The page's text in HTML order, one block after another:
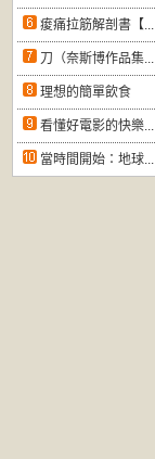
痠痛拉筋解剖書【...
刀（奈斯博作品集...
理想的簡單飲食
看懂好電影的快樂...
當時間開始：地球...